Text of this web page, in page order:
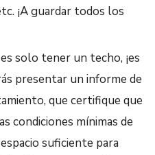
¡A guardar todos los
solo tener un techo, ¡es
presentar un informe de
que certifique que
condiciones mínimas de
suficiente para